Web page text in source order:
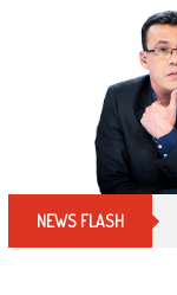
NEWS FLASH